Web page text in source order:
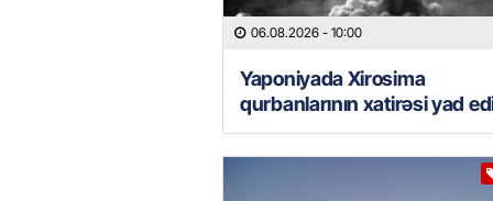
06.08.2026 - 10:00
Yaponiyada Xirosima
qurbanlarının xatirəsi yad